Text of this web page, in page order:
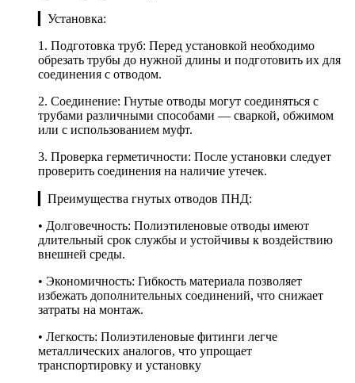
▎Установка:
1. Подготовка труб: Перед установкой необходимо
обрезать трубы до нужной длины и подготовить их для
соединения с отводом.
2. Соединение: Гнутые отводы могут соединяться с
трубами различными способами — сваркой, обжимом
или с использованием муфт.
3. Проверка герметичности: После установки следует
проверить соединения на наличие утечек.
▎Преимущества гнутых отводов ПНД:
• Долговечность: Полиэтиленовые отводы имеют
длительный срок службы и устойчивы к воздействию
внешней среды.
• Экономичность: Гибкость материала позволяет
избежать дополнительных соединений, что снижает
затраты на монтаж.
• Легкость: Полиэтиленовые фитинги легче
металлических аналогов, что упрощает
транспортировку и установку